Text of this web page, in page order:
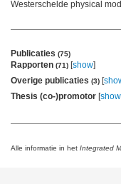
Westerschelde physical
Publicaties (75)
Rapporten (71) [show]
Overige publicaties (3) [
Thesis (co-)promotor [show
Alle informatie in het Integrated